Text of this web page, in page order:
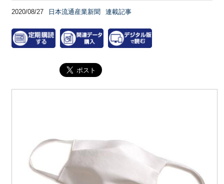
2020/08/27 日本流通産業新聞 連載記事